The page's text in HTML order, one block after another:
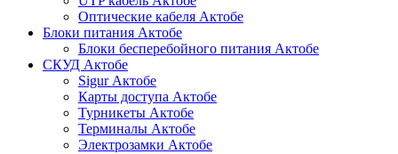
Оптические кабеля Актобе
Блоки питания Актобе
Блоки бесперебойного питания Актобе
СКУД Актобе
Sigur Актобе
Карты доступа Актобе
Турникеты Актобе
Терминалы Актобе
Электрозамки Актобе